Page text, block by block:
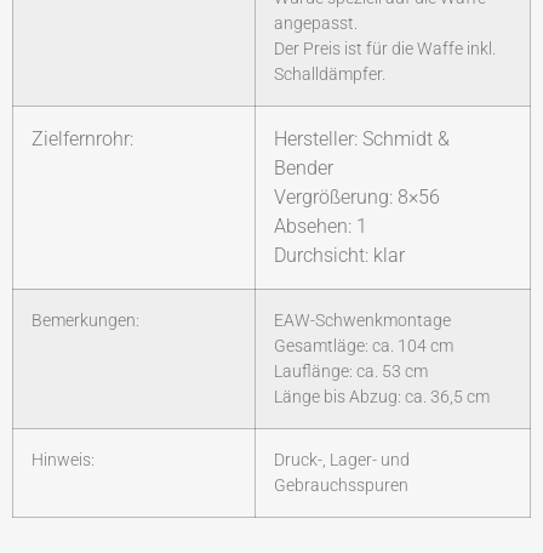
angepasst.
Der Preis ist für die Waffe inkl.
Schalldämpfer.
Zielfernrohr:
Hersteller: Schmidt &
Bender
Vergrößerung: 8×56
Absehen: 1
Durchsicht: klar
Bemerkungen:
EAW-Schwenkmontage
Gesamtläge: ca. 104 cm
Lauflänge: ca. 53 cm
Länge bis Abzug: ca. 36,5 cm
Hinweis:
Druck-, Lager- und
Gebrauchsspuren